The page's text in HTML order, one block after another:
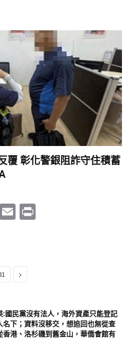
l
覆 彰化警銀阻詐守住積蓄
C E
Next
:國民黨沒有法人，海外資產只能登記
名下；資料沒移交，想追回也無從查
香港、洛杉磯到舊金山，華僑會館有